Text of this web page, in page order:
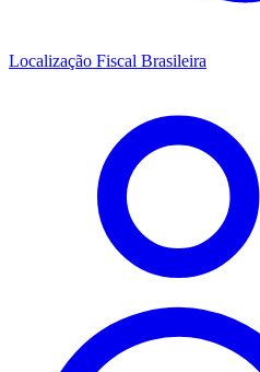
Localização Fiscal Brasileira